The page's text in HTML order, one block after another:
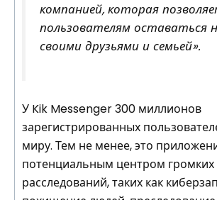
компанией, которая
пользователям оставаться
своими друзьями и семьей».
У Kik Messenger 300 миллионов
зарегистрированных
миру. Тем не менее, это
потенциальным центром громких
расследований, таких как